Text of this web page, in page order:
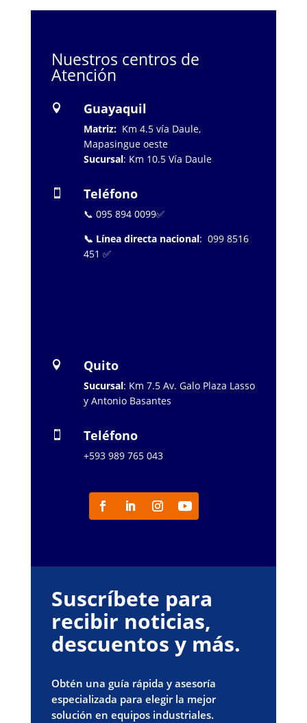
Nuestros centros de
Atención
 Guayaquil
Matriz: Km 4.5 vía Daule,
Mapasingue oeste
Sucursal: Km 10.5 Vía Daule
 Teléfono
📞 095 894 0099✅
📞 Línea directa nacional: 099 8516
451 ✅
 Quito
Sucursal: Km 7.5 Av. Galo Plaza Lasso
y Antonio Basantes
 Teléfono
+593 989 765 043
Suscríbete para
recibir noticias,
descuentos y más.
Obtén una guía rápida y asesoría
especializada para elegir la mejor
solución en equipos industriales.